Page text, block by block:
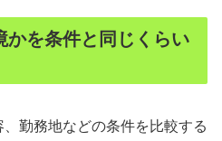
かを条件と同じくらい
勤務地などの条件を比較する